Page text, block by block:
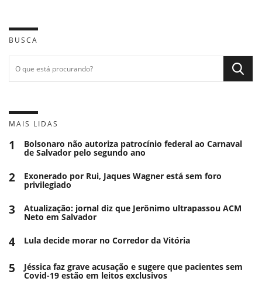
BUSCA
MAIS LIDAS
1 Bolsonaro não autoriza patrocínio federal ao Carnaval
de Salvador pelo segundo ano
2 Exonerado por Rui, Jaques Wagner está sem foro
privilegiado
3 Atualização: jornal diz que Jerônimo ultrapassou ACM
Neto em Salvador
4 Lula decide morar no Corredor da Vitória
5 Jéssica faz grave acusação e sugere que pacientes sem
Covid-19 estão em leitos exclusivos